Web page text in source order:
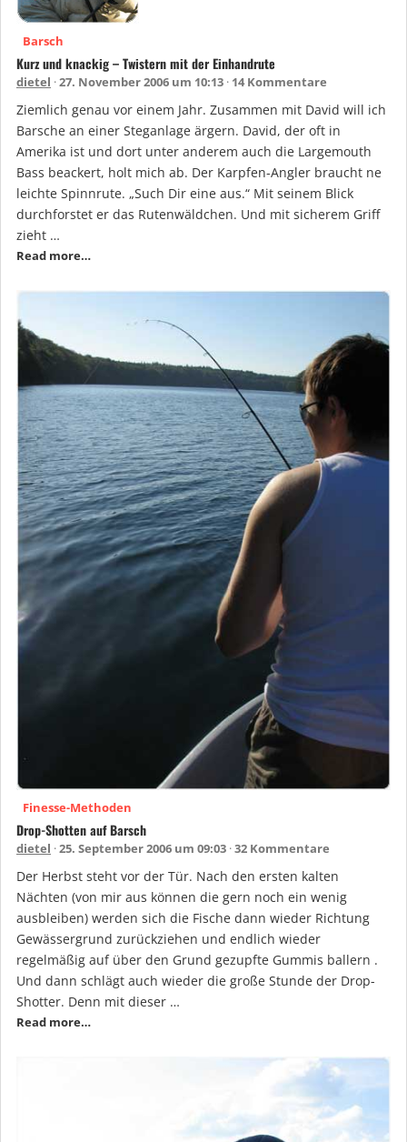
Barsch
Kurz und knackig – Twistern mit der Einhandrute
dietel 27. November 2006 um 10:13 14 Kommentare
Ziemlich genau vor einem Jahr. Zusammen mit David will ich
Barsche an einer Steganlage ärgern. David, der oft in
Amerika ist und dort unter anderem auch die Largemouth
Bass beackert, holt mich ab. Der Karpfen-Angler braucht ne
leichte Spinnrute. „Such Dir eine aus.“ Mit seinem Blick
durchforstet er das Rutenwäldchen. Und mit sicherem Griff
zieht …
Read more…
Finesse-Methoden
Drop-Shotten auf Barsch
dietel 25. September 2006 um 09:03 32 Kommentare
Der Herbst steht vor der Tür. Nach den ersten kalten
Nächten (von mir aus können die gern noch ein wenig
ausbleiben) werden sich die Fische dann wieder Richtung
Gewässergrund zurückziehen und endlich wieder
regelmäßig auf über den Grund gezupfte Gummis ballern .
Und dann schlägt auch wieder die große Stunde der Drop-
Shotter. Denn mit dieser …
Read more…